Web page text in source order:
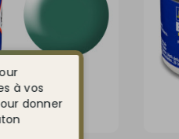
à vos
donner